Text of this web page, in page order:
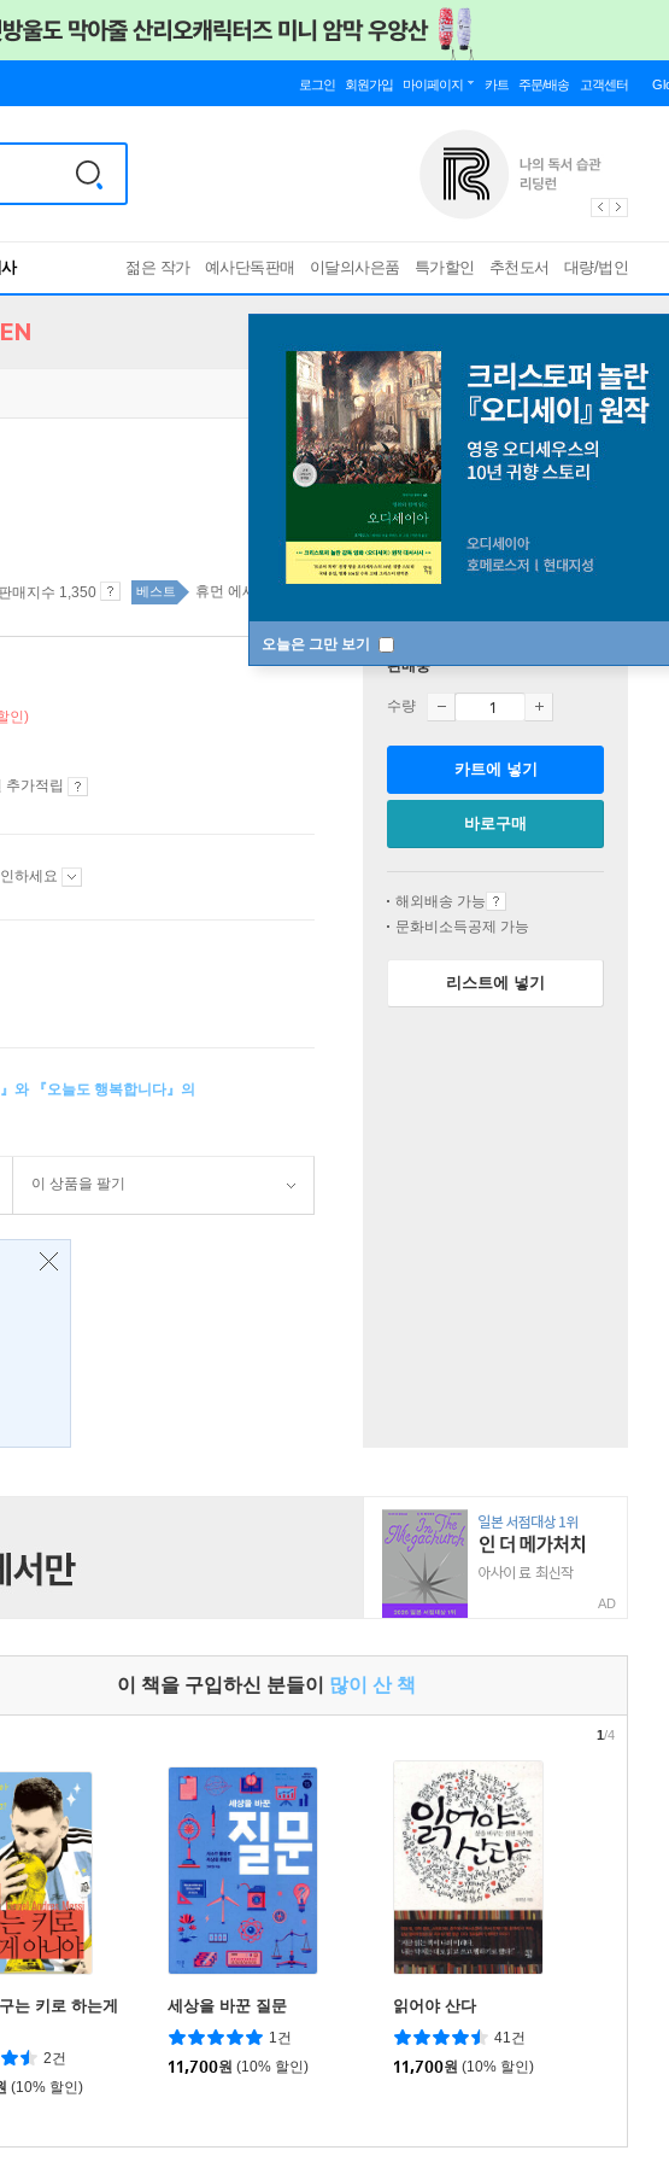
로그인 회원가입 마이페이지 카트 주문/배송 고객센터
젊은 작가 예사단독판매 이달의사은품 특가할인 추천도서 대량/법인
오늘은 그만 보기
판매지수 1,350 베스트 휴먼 에세이 62위
인)
추가적립
하세요
와 『오늘도 행복합니다』의
이 상품을 팔기
판매중
수량
카트에 넣기
바로구매
해외배송 가능
문화비소득공제 가능
리스트에 넣기
AD
이 책을 구입하신 분들이 많이 산 책
는 키로 하는게
2건
(10% 할인)
세상을 바꾼 질문
1건
11,700원 (10% 할인)
읽어야 산다
41건
11,700원 (10% 할인)
1/4